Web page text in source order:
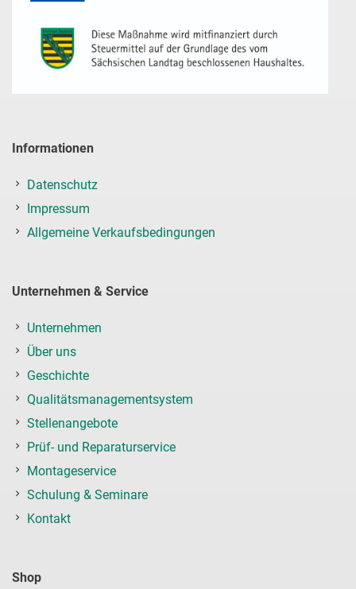
Informationen
Datenschutz
Impressum
Allgemeine Verkaufsbedingungen
Unternehmen & Service
Unternehmen
Über uns
Geschichte
Qualitätsmanagementsystem
Stellenangebote
Prüf- und Reparaturservice
Montageservice
Schulung & Seminare
Kontakt
Shop